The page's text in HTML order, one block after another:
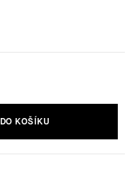
DO KOŠÍKU